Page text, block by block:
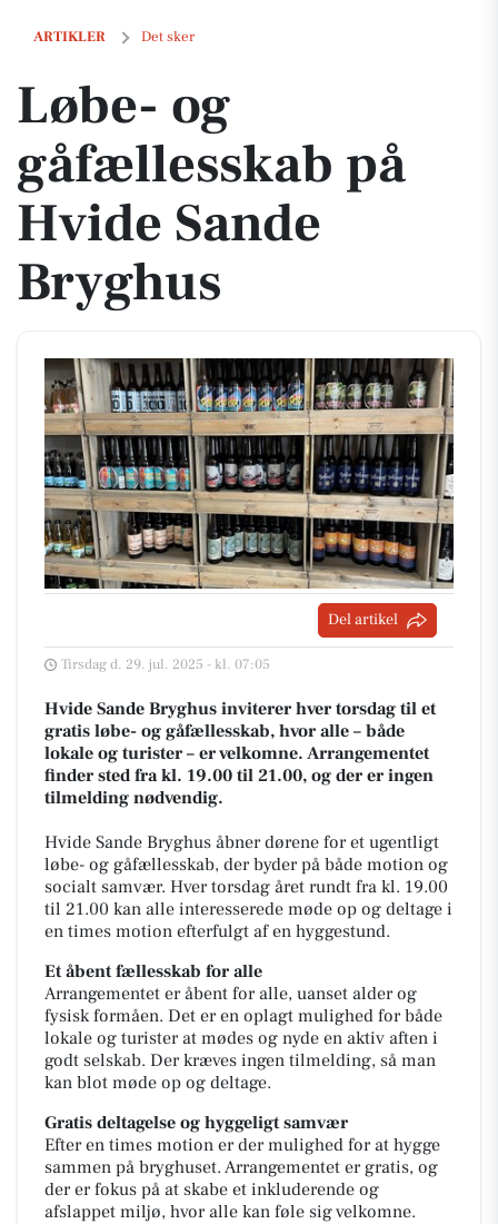
ARTIKLER Det sker
Løbe- og gåfællesskab på Hvide Sande Bryghus
Løbe- og
gåfællesskab på
Hvide Sande
Bryghus
Del artikel
Tirsdag d. 29. jul. 2025 - kl. 07:05
Hvide Sande Bryghus inviterer hver torsdag til et
gratis løbe- og gåfællesskab, hvor alle – både
lokale og turister – er velkomne. Arrangementet
finder sted fra kl. 19.00 til 21.00, og der er ingen
tilmelding nødvendig.
Hvide Sande Bryghus åbner dørene for et ugentligt
løbe- og gåfællesskab, der byder på både motion og
socialt samvær. Hver torsdag året rundt fra kl. 19.00
til 21.00 kan alle interesserede møde op og deltage i
en times motion efterfulgt af en hyggestund.
Et åbent fællesskab for alle
Arrangementet er åbent for alle, uanset alder og
fysisk formåen. Det er en oplagt mulighed for både
lokale og turister at mødes og nyde en aktiv aften i
godt selskab. Der kræves ingen tilmelding, så man
kan blot møde op og deltage.
Gratis deltagelse og hyggeligt samvær
Efter en times motion er der mulighed for at hygge
sammen på bryghuset. Arrangementet er gratis, og
der er fokus på at skabe et inkluderende og
afslappet miljø, hvor alle kan føle sig velkomne.